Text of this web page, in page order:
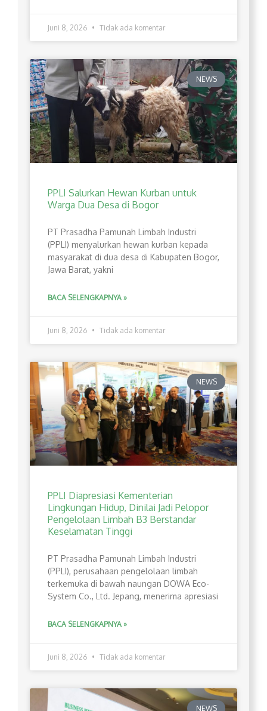
Juni 8, 2026 Tidak ada komentar
NEWS
PPLI Salurkan Hewan Kurban untuk
Warga Dua Desa di Bogor
PT Prasadha Pamunah Limbah Industri
(PPLI) menyalurkan hewan kurban kepada
masyarakat di dua desa di Kabupaten Bogor,
Jawa Barat, yakni
BACA SELENGKAPNYA »
Juni 8, 2026 Tidak ada komentar
NEWS
PPLI Diapresiasi Kementerian
Lingkungan Hidup, Dinilai Jadi Pelopor
Pengelolaan Limbah B3 Berstandar
Keselamatan Tinggi
PT Prasadha Pamunah Limbah Industri
(PPLI), perusahaan pengelolaan limbah
terkemuka di bawah naungan DOWA Eco-
System Co., Ltd. Jepang, menerima apresiasi
BACA SELENGKAPNYA »
Juni 8, 2026 Tidak ada komentar
NEWS